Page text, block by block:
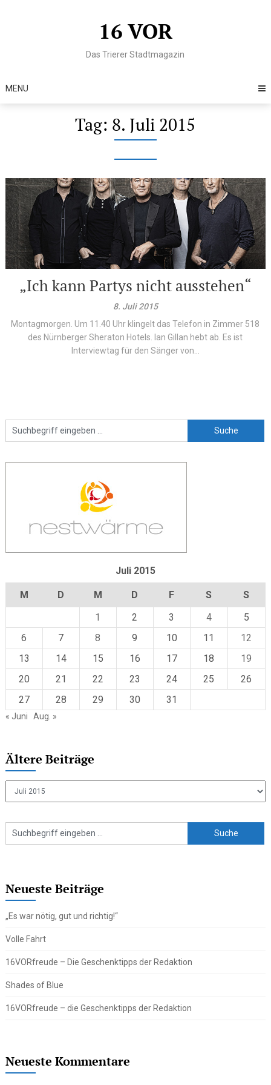
16 VOR
Das Trierer Stadtmagazin
MENU
Tag: 8. Juli 2015
„Ich kann Partys nicht ausstehen“
8. Juli 2015
Montagmorgen. Um 11.40 Uhr klingelt das Telefon in Zimmer 518
des Nürnberger Sheraton Hotels. Ian Gillan hebt ab. Es ist
Interviewtag für den Sänger von...
Juli 2015
M D M D F S
S
1
2 3 4
5
6
7 8 9 10 11
12
13
14 15 16 17 18
19
20
21 22 23 24 25
26
27
28 29 30 31
« Juni Aug. »
Ältere Beiträge
Ältere
Neueste Beiträge
„Es war nötig, gut und richtig!“
Volle Fahrt
16VORfreude – Die Geschenktipps der Redaktion
Shades of Blue
16VORfreude – die Geschenktipps der Redaktion
Neueste Kommentare